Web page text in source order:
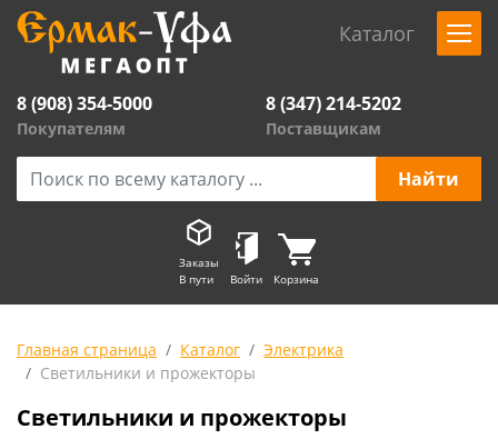
Каталог
8 (908) 354-5000
Покупателям
8 (347) 214-5202
Поставщикам
Заказы
В пути
Войти Корзина
Главная страница Каталог
Электрика
Светильники и прожекторы
Светильники и прожекторы